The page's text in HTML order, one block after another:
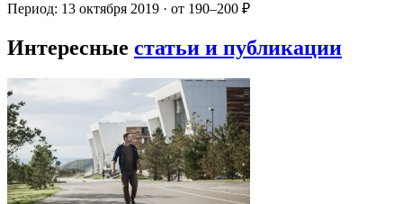
Период: 13 октября 2019 · от 190–200 ₽
Интересные статьи и публикации